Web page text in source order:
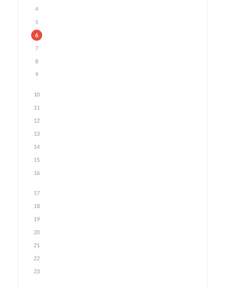
4
5
6
7
8
9
10
11
12
13
14
15
16
17
18
19
20
21
22
23